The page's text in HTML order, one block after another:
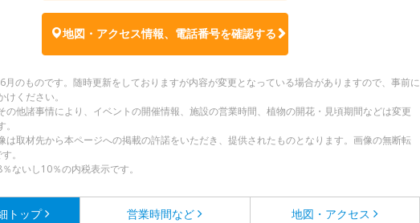
地図・アクセス情報、電話番号を確認する
のものです。随時更新をしておりますが内容が変更となっている場合がありますので、事前に
ください。
他諸事情により、イベントの開催情報、施設の営業時間、植物の開花・見頃期間などは変更
は取材先から本ページへの掲載の許諾をいただき、提供されたものとなります。画像の無断転
。
ないし10％の内税表示です。
トップ 営業時間など 地図・アクセス